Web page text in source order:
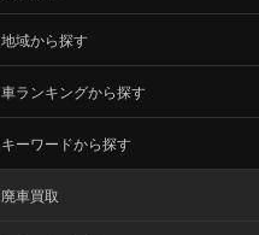
地域から探す
車ランキングから探す
キーワードから探す
廃車買取